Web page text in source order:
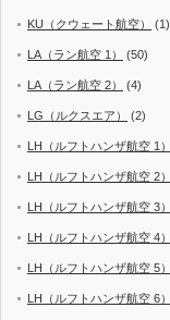
KU（クウェート航空） (1)
LA（ラン航空 1） (50)
LA（ラン航空 2） (4)
LG（ルクスエア） (2)
LH（ルフトハンザ航空 1）
LH（ルフトハンザ航空 2）
LH（ルフトハンザ航空 3）
LH（ルフトハンザ航空 4）
LH（ルフトハンザ航空 5）
LH（ルフトハンザ航空 6）